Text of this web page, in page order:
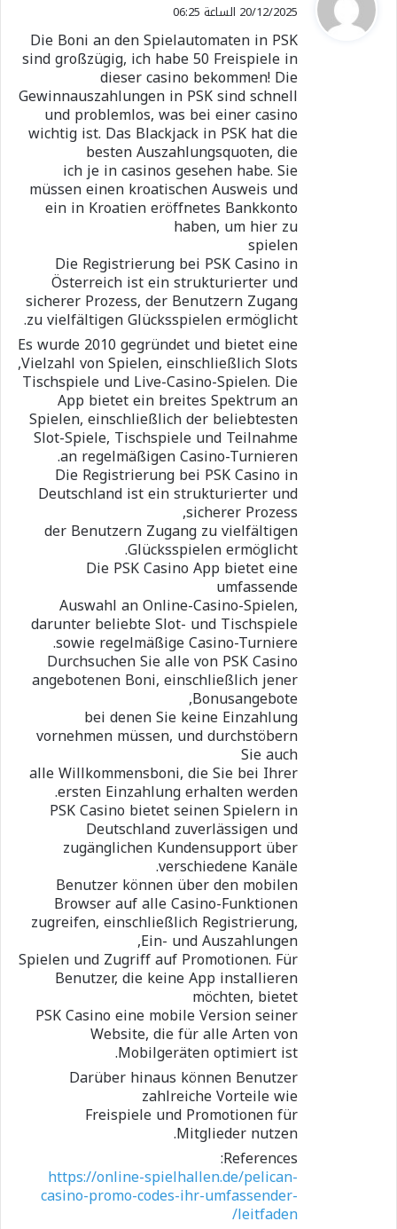
ل
20/12/2025 الساعة 06:25
Die Boni an den Spielautomaten in PSK
sind großzügig, ich habe 50 Freispiele in
dieser casino bekommen! Die
Gewinnauszahlungen in PSK sind schnell
und problemlos, was bei einer casino
wichtig ist. Das Blackjack in PSK hat die
besten Auszahlungsquoten, die
ich je in casinos gesehen habe. Sie
müssen einen kroatischen Ausweis und
ein in Kroatien eröffnetes Bankkonto
haben, um hier zu
spielen
Die Registrierung bei PSK Casino in
Österreich ist ein strukturierter und
sicherer Prozess, der Benutzern Zugang
zu vielfältigen Glücksspielen ermöglicht.
Es wurde 2010 gegründet und bietet eine
Vielzahl von Spielen, einschließlich Slots,
Tischspiele und Live-Casino-Spielen. Die
App bietet ein breites Spektrum an
Spielen, einschließlich der beliebtesten
Slot-Spiele, Tischspiele und Teilnahme
an regelmäßigen Casino-Turnieren.
Die Registrierung bei PSK Casino in
Deutschland ist ein strukturierter und
sicherer Prozess,
der Benutzern Zugang zu vielfältigen
Glücksspielen ermöglicht.
Die PSK Casino App bietet eine
umfassende
Auswahl an Online-Casino-Spielen,
darunter beliebte Slot- und Tischspiele
sowie regelmäßige Casino-Turniere.
Durchsuchen Sie alle von PSK Casino
angebotenen Boni, einschließlich jener
Bonusangebote,
bei denen Sie keine Einzahlung
vornehmen müssen, und durchstöbern
Sie auch
alle Willkommensboni, die Sie bei Ihrer
ersten Einzahlung erhalten werden.
PSK Casino bietet seinen Spielern in
Deutschland zuverlässigen und
zugänglichen Kundensupport über
verschiedene Kanäle.
Benutzer können über den mobilen
Browser auf alle Casino-Funktionen
zugreifen, einschließlich Registrierung,
Ein- und Auszahlungen,
Spielen und Zugriff auf Promotionen. Für
Benutzer, die keine App installieren
möchten, bietet
PSK Casino eine mobile Version seiner
Website, die für alle Arten von
Mobilgeräten optimiert ist.
Darüber hinaus können Benutzer
zahlreiche Vorteile wie
Freispiele und Promotionen für
Mitglieder nutzen.
References:
https://online-spielhallen.de/pelican-
casino-promo-codes-ihr-umfassender-
leitfaden/